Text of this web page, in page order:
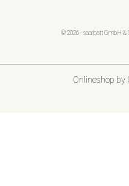
© 2026 - saarbatt GmbH &
Onlineshop by